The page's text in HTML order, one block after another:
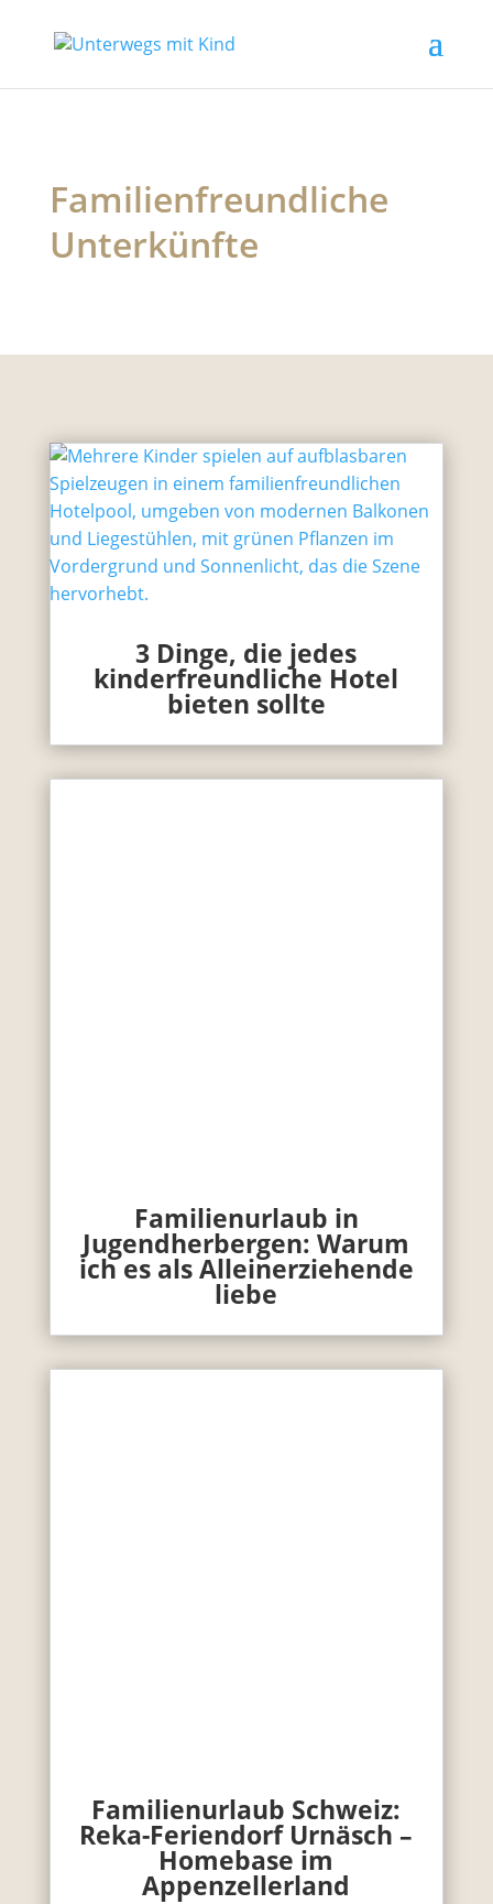
Familienfreundliche
Unterkünfte
3 Dinge, die jedes
kinderfreundliche Hotel
bieten sollte
Familienurlaub in
Jugendherbergen: Warum
ich es als Alleinerziehende
liebe
Familienurlaub Schweiz:
Reka-Feriendorf Urnäsch –
Homebase im
Appenzellerland